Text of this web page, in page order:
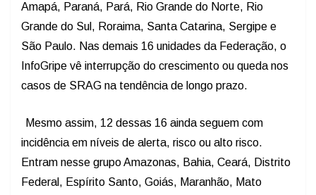
Amapá, Paraná, Pará, Rio Grande do Norte, Rio
Grande do Sul, Roraima, Santa Catarina, Sergipe e
São Paulo. Nas demais 16 unidades da Federação, o
InfoGripe vê interrupção do crescimento ou queda nos
casos de SRAG na tendência de longo prazo.
Mesmo assim, 12 dessas 16 ainda seguem com
incidência em níveis de alerta, risco ou alto risco.
Entram nesse grupo Amazonas, Bahia, Ceará, Distrito
Federal, Espírito Santo, Goiás, Maranhão, Mato